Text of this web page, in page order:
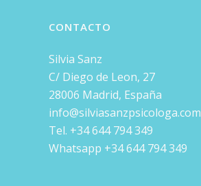
CONTACTO
Silvia Sanz
C/ Diego de Leon, 27
28006 Madrid, España
info@silviasanzpsicologa.com
Tel. +34 644 794 349
Whatsapp +34 644 794 349